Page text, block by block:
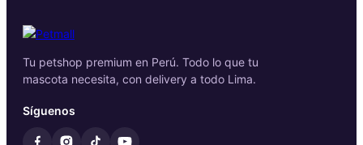
Tu petshop premium en Perú. Todo lo que tu
mascota necesita, con delivery a todo Lima.
Síguenos